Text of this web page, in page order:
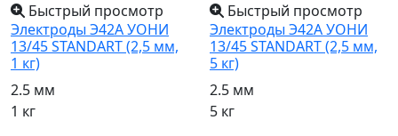
Быстрый просмотр
Электроды Э42А УОНИ
13/45 STANDART (2,5 мм,
1 кг)
2.5 мм
1 кг
Быстрый просмотр
Электроды Э42А УОНИ
13/45 STANDART (2,5 мм,
5 кг)
2.5 мм
5 кг